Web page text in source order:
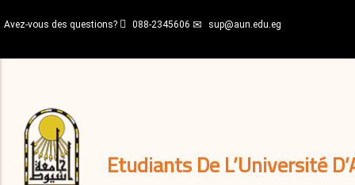
au
principal
Avez-vous des questions? 088-2345606 sup@aun.edu.eg
Etudiants De L’Université
décisions
Expatriés
Journal